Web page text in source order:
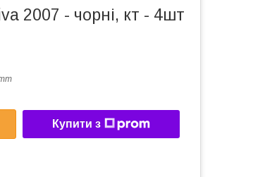
2007 - чорні, кт - 4шт
Купити з